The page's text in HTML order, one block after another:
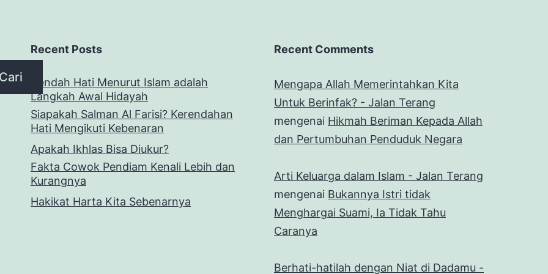
Recent Posts
Rendah Hati Menurut Islam adalah
Langkah Awal Hidayah
Siapakah Salman Al Farisi? Kerendahan
Hati Mengikuti Kebenaran
Apakah Ikhlas Bisa Diukur?
Fakta Cowok Pendiam Kenali Lebih dan
Kurangnya
Hakikat Harta Kita Sebenarnya
Recent Comments
Mengapa Allah Memerintahkan Kita
Untuk Berinfak? - Jalan Terang
mengenai Hikmah Beriman Kepada Allah
dan Pertumbuhan Penduduk Negara
Arti Keluarga dalam Islam - Jalan Terang
mengenai Bukannya Istri tidak
Menghargai Suami, Ia Tidak Tahu
Caranya
Berhati-hatilah dengan Niat di Dadamu -